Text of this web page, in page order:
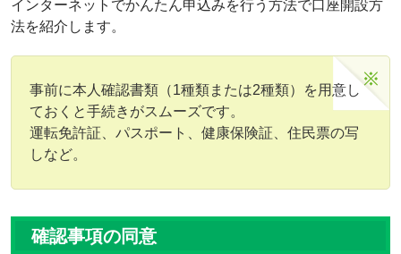
インターネットでかんたん申込みを行う方法で口座開設方
法を紹介します。
事前に本人確認書類（1種類または2種類）を用意し
ておくと手続きがスムーズです。
運転免許証、パスポート、健康保険証、住民票の写
しなど。
確認事項の同意